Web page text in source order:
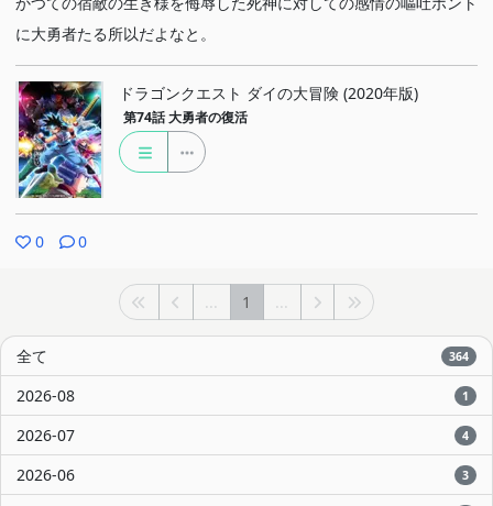
に大勇者たる所以だよなと。
ドラゴンクエスト ダイの大冒険 (2020年版)
第74話 大勇者の復活
0 0
... 1 ...
全て 364
2026-08 1
2026-07 4
2026-06 3